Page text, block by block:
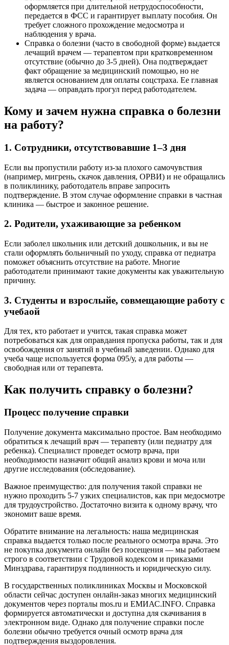
оформляется при длительной нетрудоспособности,
передается в ФСС и гарантирует выплату пособия. Он
требует сложного прохождение медосмотра и
наблюдения у врача.
Справка о болезни (часто в свободной форме) выдается
лечащий врачем — терапевтом при кратковременном
отсутствие (обычно до 3-5 дней). Она подтверждает
факт обращение за медицинский помощью, но не
является основанием для оплаты соцстраха. Ее главная
задача — оправдать прогул перед работодателем.
Кому и зачем нужна справка о болезни
на работу?
1. Сотрудники, отсутствовавшие 1–3 дня
Если вы пропустили работу из-за плохого самочувствия
(например, мигрень, скачок давления, ОРВИ) и не обращались
в поликлинику, работодатель вправе запросить
подтверждение. В этом случае оформление справки в частная
клиника — быстрое и законное решение.
2. Родители, ухаживающие за ребенком
Если заболел школьник или детский дошкольник, и вы не
стали оформлять больничный по уходу, справка от педиатра
поможет объяснить отсутствие на работе. Многие
работодатели принимают такие документы как уважительную
причину.
3. Студенты и взрослыйе, совмещающие работу с
учебаой
Для тех, кто работает и учится, такая справка может
потребоваться как для оправдания пропуска работы, так и для
освобождения от занятий в учебный заведении. Однако для
учеба чаще используется форма 095/у, а для работы —
свободная или от терапевта.
Как получить справку о болезни?
Процесс получение справки
Получение документа максимально простое. Вам необходимо
обратиться к лечащий врач — терапевту (или педиатру для
ребенка). Специалист проведет осмотр врача, при
необходимости назначит общий анализ крови и моча или
другие исследования (обследование).
Важное преимущество: для получения такой справки не
нужно проходить 5-7 узких специалистов, как при медосмотре
для трудоустройство. Достаточно визита к одному врачу, что
экономит ваше время.
Обратите внимание на легальность: наша медицинская
справка выдается только после реального осмотра врача. Это
не покупка документа онлайн без посещения — мы работаем
строго в соответствии с Трудовой кодексом и приказами
Минздрава, гарантируя подлинность и юридическую силу.
В государственных поликлиниках Москвы и Московской
области сейчас доступен онлайн-заказ многих медицинский
документов через порталы mos.ru и ЕМИАС.INFO. Справка
формируется автоматически и доступна для скачивания в
электронном виде. Однако для получение справки после
болезни обычно требуется очный осмотр врача для
подтверждения выздоровления.